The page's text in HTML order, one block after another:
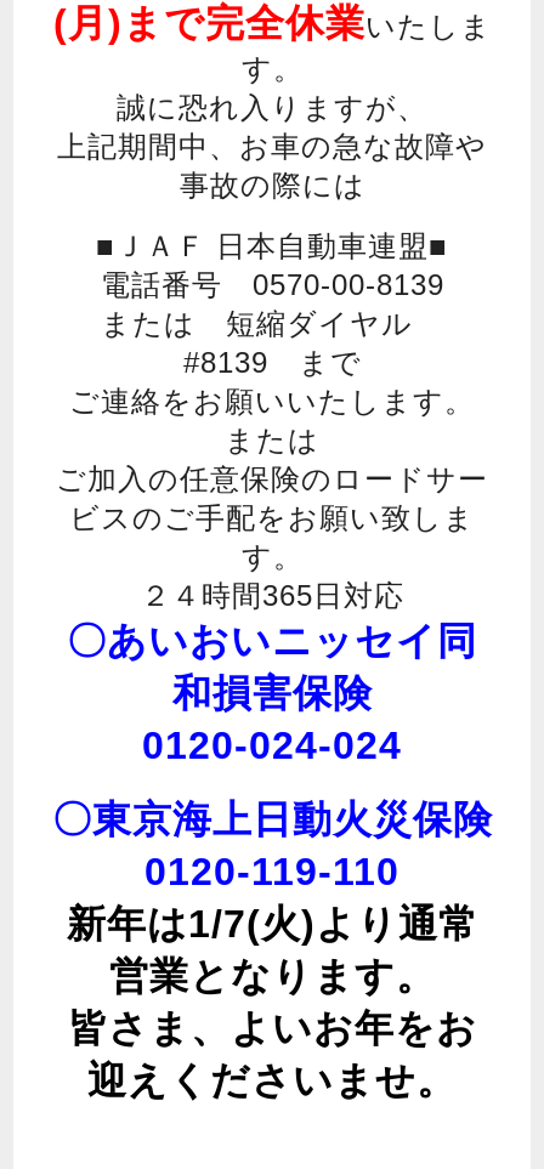
(月)まで完全休業いたしま
す。
誠に恐れ入りますが、
上記期間中、お車の急な故障や
事故の際には
■ＪＡＦ 日本自動車連盟■
電話番号 0570-00-8139
または 短縮ダイヤル
#8139 まで
ご連絡をお願いいたします。
または
ご加入の任意保険のロードサー
ビスのご手配をお願い致しま
す。
２４時間365日対応
〇あいおいニッセイ同
和損害保険
0120-024-024
〇東京海上日動火災保険
0120-119-110
新年は1/7(火)より通常
営業となります。
皆さま、よいお年をお
迎えくださいませ。